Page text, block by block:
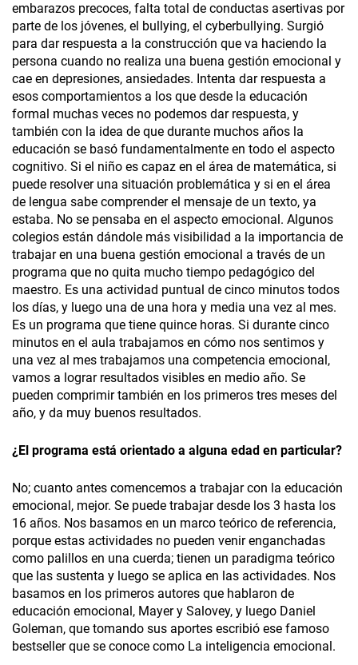
embarazos precoces, falta total de conductas asertivas por
parte de los jóvenes, el bullying, el cyberbullying. Surgió
para dar respuesta a la construcción que va haciendo la
persona cuando no realiza una buena gestión emocional y
cae en depresiones, ansiedades. Intenta dar respuesta a
esos comportamientos a los que desde la educación
formal muchas veces no podemos dar respuesta, y
también con la idea de que durante muchos años la
educación se basó fundamentalmente en todo el aspecto
cognitivo. Si el niño es capaz en el área de matemática, si
puede resolver una situación problemática y si en el área
de lengua sabe comprender el mensaje de un texto, ya
estaba. No se pensaba en el aspecto emocional. Algunos
colegios están dándole más visibilidad a la importancia de
trabajar en una buena gestión emocional a través de un
programa que no quita mucho tiempo pedagógico del
maestro. Es una actividad puntual de cinco minutos todos
los días, y luego una de una hora y media una vez al mes.
Es un programa que tiene quince horas. Si durante cinco
minutos en el aula trabajamos en cómo nos sentimos y
una vez al mes trabajamos una competencia emocional,
vamos a lograr resultados visibles en medio año. Se
pueden comprimir también en los primeros tres meses del
año, y da muy buenos resultados.
¿El programa está orientado a alguna edad en particular?
No; cuanto antes comencemos a trabajar con la educación
emocional, mejor. Se puede trabajar desde los 3 hasta los
16 años. Nos basamos en un marco teórico de referencia,
porque estas actividades no pueden venir enganchadas
como palillos en una cuerda; tienen un paradigma teórico
que las sustenta y luego se aplica en las actividades. Nos
basamos en los primeros autores que hablaron de
educación emocional, Mayer y Salovey, y luego Daniel
Goleman, que tomando sus aportes escribió ese famoso
bestseller que se conoce como La inteligencia emocional.